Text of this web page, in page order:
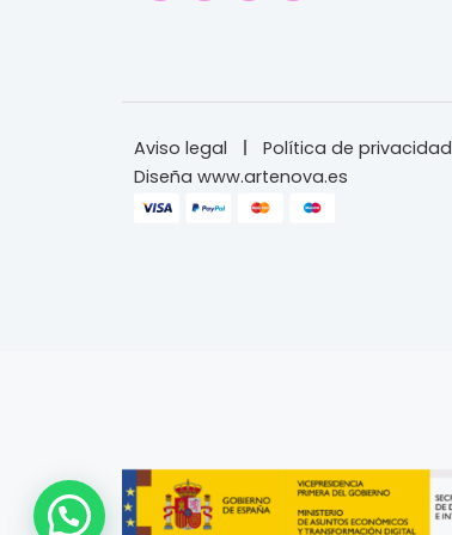
Aviso legal Política de privacidad
Diseña www.artenova.es